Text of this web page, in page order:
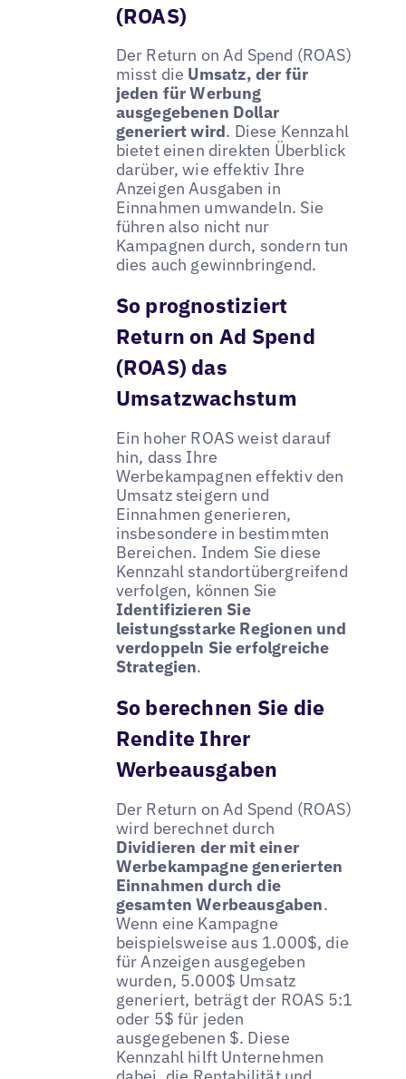
(ROAS)
Der Return on Ad Spend (ROAS)
misst die Umsatz, der für
jeden für Werbung
ausgegebenen Dollar
generiert wird. Diese Kennzahl
bietet einen direkten Überblick
darüber, wie effektiv Ihre
Anzeigen Ausgaben in
Einnahmen umwandeln. Sie
führen also nicht nur
Kampagnen durch, sondern tun
dies auch gewinnbringend.
So prognostiziert
Return on Ad Spend
(ROAS) das
Umsatzwachstum
Ein hoher ROAS weist darauf
hin, dass Ihre
Werbekampagnen effektiv den
Umsatz steigern und
Einnahmen generieren,
insbesondere in bestimmten
Bereichen. Indem Sie diese
Kennzahl standortübergreifend
verfolgen, können Sie
Identifizieren Sie
leistungsstarke Regionen und
verdoppeln Sie erfolgreiche
Strategien.
So berechnen Sie die
Rendite Ihrer
Werbeausgaben
Der Return on Ad Spend (ROAS)
wird berechnet durch
Dividieren der mit einer
Werbekampagne generierten
Einnahmen durch die
gesamten Werbeausgaben.
Wenn eine Kampagne
beispielsweise aus 1.000$, die
für Anzeigen ausgegeben
wurden, 5.000$ Umsatz
generiert, beträgt der ROAS 5:1
oder 5$ für jeden
ausgegebenen $. Diese
Kennzahl hilft Unternehmen